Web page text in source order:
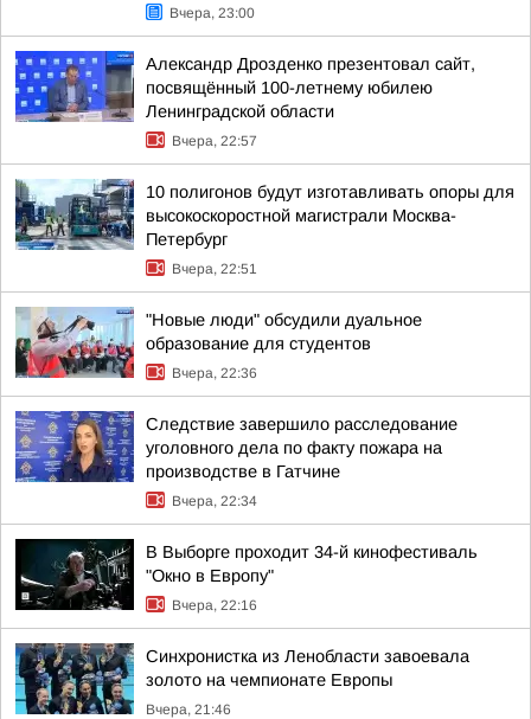
Вчера, 23:00
Александр Дрозденко презентовал сайт,
посвящённый 100-летнему юбилею
Ленинградской области
Вчера, 22:57
10 полигонов будут изготавливать опоры для
высокоскоростной магистрали Москва-
Петербург
Вчера, 22:51
"Новые люди" обсудили дуальное
образование для студентов
Вчера, 22:36
Следствие завершило расследование
уголовного дела по факту пожара на
производстве в Гатчине
Вчера, 22:34
В Выборге проходит 34-й кинофестиваль
"Окно в Европу"
Вчера, 22:16
Синхронистка из Ленобласти завоевала
золото на чемпионате Европы
Вчера, 21:46